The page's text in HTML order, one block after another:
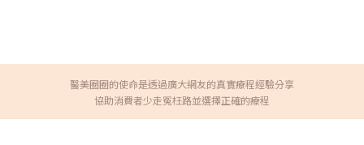
醫美圈圈的使命是透過廣大網友的真實療程經驗分享
協助消費者少走冤枉路並選擇正確的療程